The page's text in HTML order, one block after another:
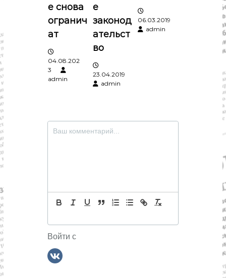
и
с
я
м
е снова
огранич
ат
04.08.202
3
admin
е
законод
ательст
во
23.04.2019
admin
06.03.2019
admin
Войти с